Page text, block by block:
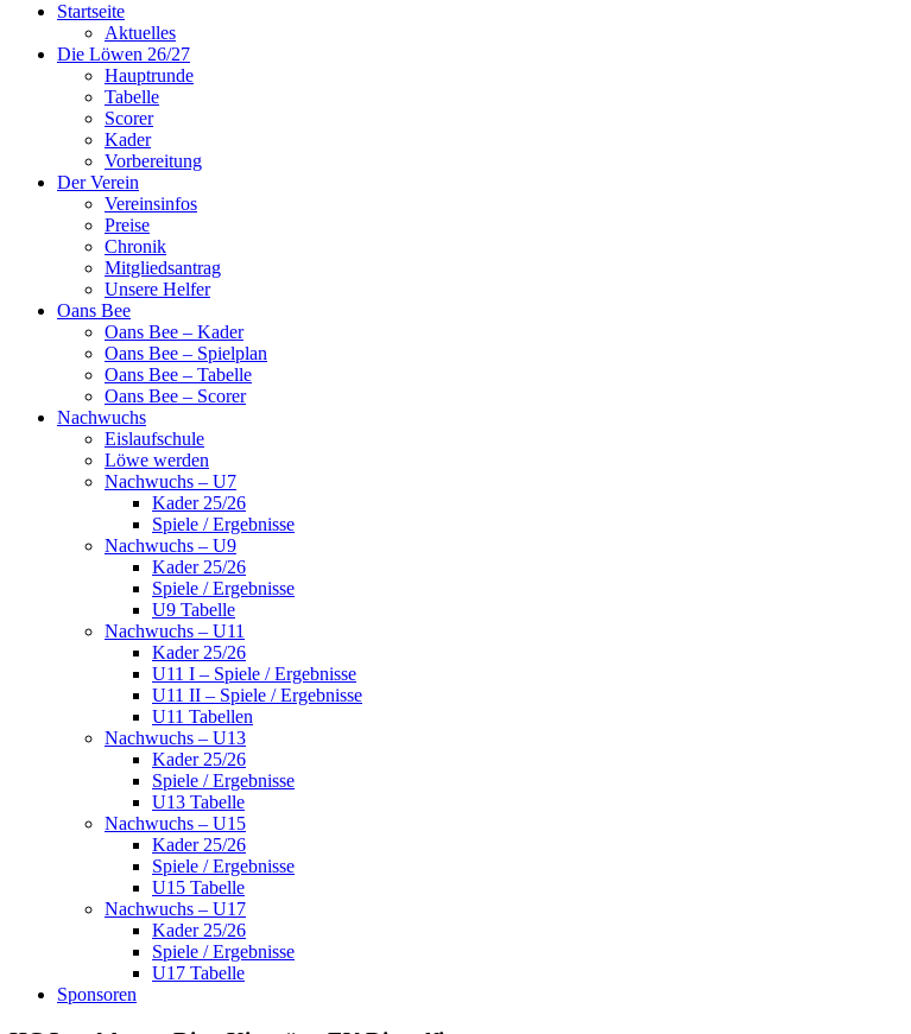
Startseite
Aktuelles
Die Löwen 26/27
Hauptrunde
Tabelle
Scorer
Kader
Vorbereitung
Der Verein
Vereinsinfos
Preise
Chronik
Mitgliedsantrag
Unsere Helfer
Oans Bee
Oans Bee – Kader
Oans Bee – Spielplan
Oans Bee – Tabelle
Oans Bee – Scorer
Nachwuchs
Eislaufschule
Löwe werden
Nachwuchs – U7
Kader 25/26
Spiele / Ergebnisse
Nachwuchs – U9
Kader 25/26
Spiele / Ergebnisse
U9 Tabelle
Nachwuchs – U11
Kader 25/26
U11 I – Spiele / Ergebnisse
U11 II – Spiele / Ergebnisse
U11 Tabellen
Nachwuchs – U13
Kader 25/26
Spiele / Ergebnisse
U13 Tabelle
Nachwuchs – U15
Kader 25/26
Spiele / Ergebnisse
U15 Tabelle
Nachwuchs – U17
Kader 25/26
Spiele / Ergebnisse
U17 Tabelle
Sponsoren